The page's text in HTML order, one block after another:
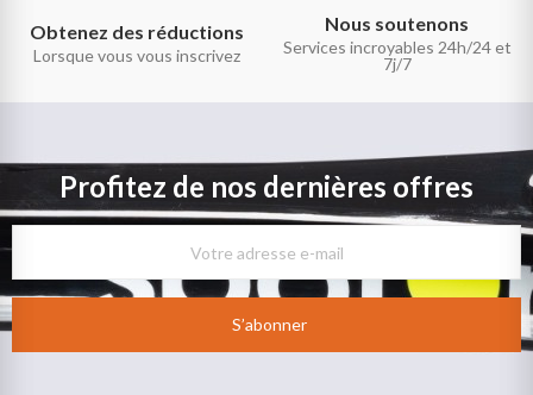
Obtenez des réductions
Lorsque vous vous inscrivez
Nous soutenons
Services incroyables 24h/24 et
7j/7
Profitez de nos dernières offres
S’abonner